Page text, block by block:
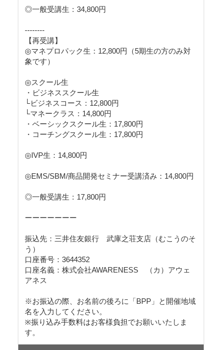
◎一般受講生：34,800円
--------
【再受講】
◎マネプロパック生：12,800円（5期生の方のみ対
象です）
◎スクール生
・ビジネススクール生
└ビジネスコース：12,800円
└マネークラス：14,800円
・ベーシックスクール生：17,800円
・コーチングスクール生：17,800円
◎IVP生：14,800円
◎EMS/SBM/商品開発セミナー受講済み：14,800円
◎一般受講生：17,800円
ーーーーーーー
振込先：三井住友銀行 武庫之荘支店（むこうのそ
う）
口座番号：3644352
口座名義：株式会社AWARENESS （カ）アウェ
アネス
※お振込の際、お名前の後ろに「BPP」と開催地域
名を入力してください。
※振り込み手数料はお客様負担でお願いいたしま
す。